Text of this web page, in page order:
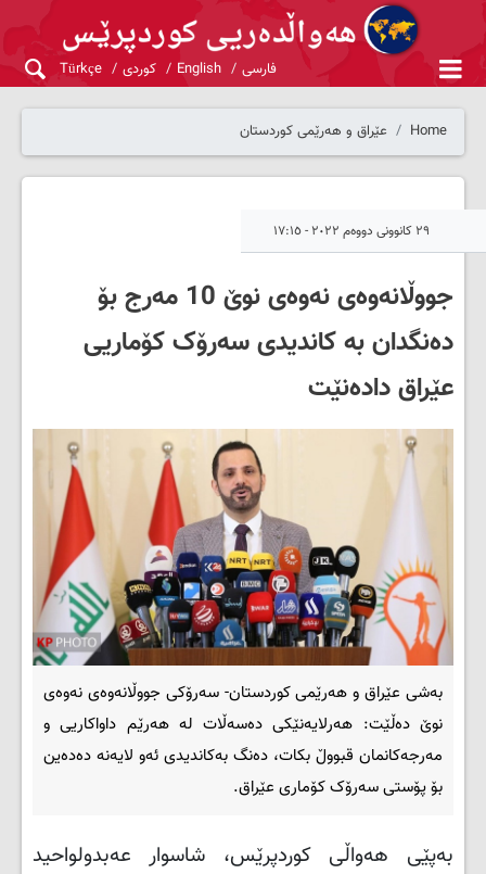
فارسی English کوردی Türkçe
Home عێراق و هەرێمی کوردستان
٢٩ کانوونی دووەم ٢٠٢٢ - ١٧:١٥
جووڵانەوەی نەوەی نوێ 10 مه‌رج بۆ
دەنگدان بە کاندیدی سەرۆک کۆماریی
عێراق دادەنێت
بەشی عێراق و هەرێمی کوردستان- سه‌رۆکى جووڵانه‌وه‌ى نه‌وه‌ى
نوێ ده‌ڵێت: هه‌رلایه‌نێکى ده‌سه‌ڵات له ‌هه‌رێم داواکاریی ‌و
مه‌رجه‌کانمان قبووڵ بکات، ده‌نگ به‌کاندیدى ئه‌و لایه‌نه‌ ده‌ده‌ین
بۆ پۆستی سەرۆک کۆماری عێراق.
بەپێی هەواڵی کوردپرێس، شاسوار عەبدولواحید